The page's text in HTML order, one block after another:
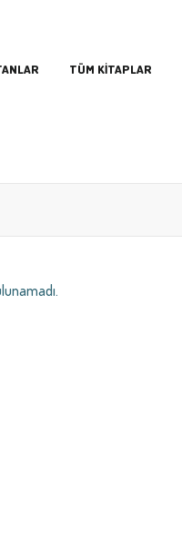
TÜM KİTAPLAR